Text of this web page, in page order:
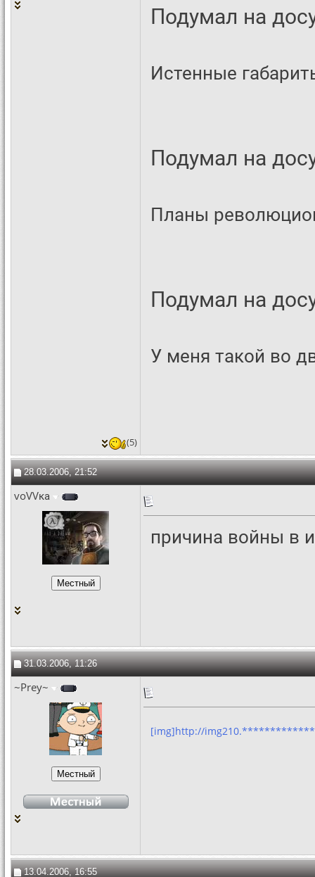
Подумал на
Истенные
Подумал на
Планы
Подумал на
У меня такой во
(5)
28.03.2006, 21:52
voVVка
причина войны в
31.03.2006, 11:26
~Prey~
[img]http://
13.04.2006, 16:55